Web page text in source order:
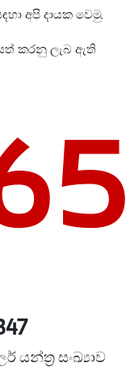
අපි දායක වෙමු.
කරනු ලැබ ඇති
යන්ත‍්‍ර සංඛ්‍යාව